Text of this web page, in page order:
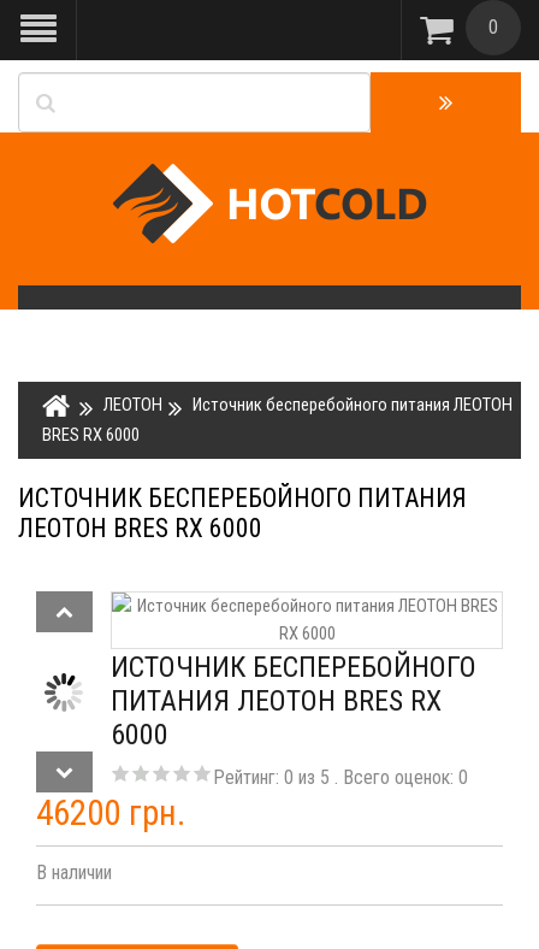
0
ЛЕОТОН
Источник бесперебойного питания ЛЕОТОН
BRES RX 6000
ИСТОЧНИК БЕСПЕРЕБОЙНОГО ПИТАНИЯ
ЛЕОТОН BRES RX 6000
ИСТОЧНИК БЕСПЕРЕБОЙНОГО
ПИТАНИЯ ЛЕОТОН BRES RX
6000
Рейтинг:0 из 5 . Всего оценок:0
46200 грн.
В наличии